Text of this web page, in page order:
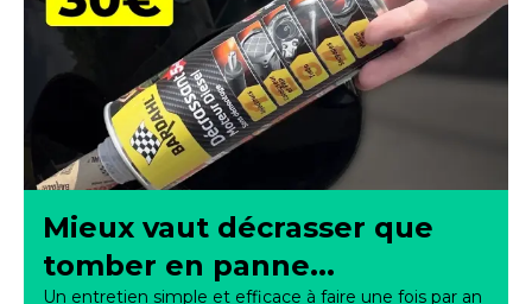
Mieux vaut décrasser que
tomber en panne...
Un entretien simple et efficace à faire une fois par an